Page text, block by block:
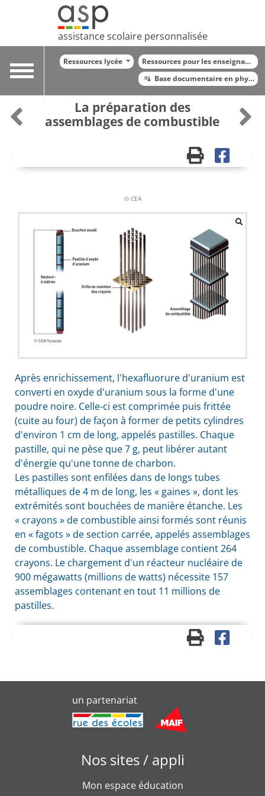
assistance scolaire personnalisée
Toggle
Ressources lycée
Ressources pour les enseignants
Base documentaire en
La préparation des
assemblages de combustible
© CEA
Après enrichissement, l'hexafluorure d'uranium est
converti en oxyde d'uranium sous la forme d'une
poudre noire. Celle-ci est comprimée puis frittée
(cuite au four) de façon à former de petits cylindres
d'environ 1 cm de long, appelés pastilles. Chaque
pastille, qui ne pèse que 7 g, peut libérer autant
d'énergie qu'une tonne de charbon.
Les pastilles sont enfilées dans de longs tubes
métalliques de 4 m de long, les « gaines », dont les
extrémités sont bouchées de manière étanche. Les
« crayons » de combustible ainsi formés sont réunis
en « fagots » de section carrée, appelés assemblages
de combustible. Chaque assemblage contient 264
crayons. Le chargement d'un réacteur nucléaire de
900 mégawatts (millions de watts) nécessite 157
assemblages contenant en tout 11 millions de
pastilles.
un partenariat
Nos sites / appli
Mon espace éducation